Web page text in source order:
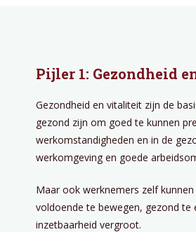
Pijler 1: Gezondheid
Gezondheid en vitaliteit zijn de
gezond zijn om goed te kunnen
werkomstandigheden en in de
werkomgeving en goede
Maar ook werknemers zelf
voldoende te bewegen, gezond
inzetbaarheid vergroot.